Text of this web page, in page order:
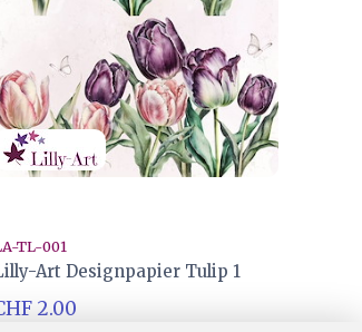
TL-001
Art Designpapier Tulip 1
2.00